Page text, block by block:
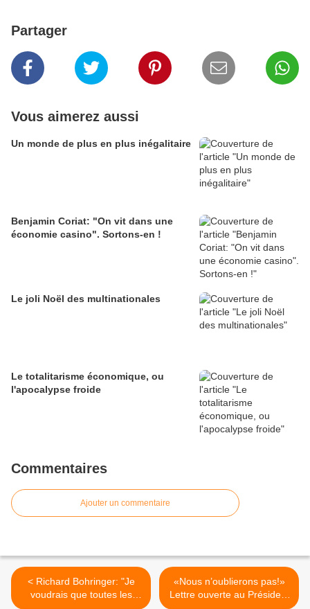
Partager
Vous aimerez aussi
Un monde de plus en plus inégalitaire
Benjamin Coriat: "On vit dans une
économie casino". Sortons-en !
Le joli Noël des multinationales
Le totalitarisme économique, ou
l'apocalypse froide
Commentaires
Ajouter un commentaire
< Richard Bohringer: "Je
voudrais que toutes les
«Nous n’oublierons pas!»
Lettre ouverte au Président